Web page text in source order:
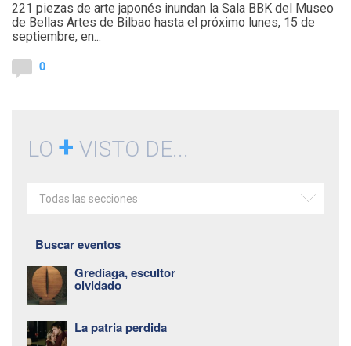
221 piezas de arte japonés inundan la Sala BBK del Museo
de Bellas Artes de Bilbao hasta el próximo lunes, 15 de
septiembre, en...
0
LO + VISTO DE...
Todas las secciones
Buscar eventos
Grediaga, escultor
olvidado
La patria perdida